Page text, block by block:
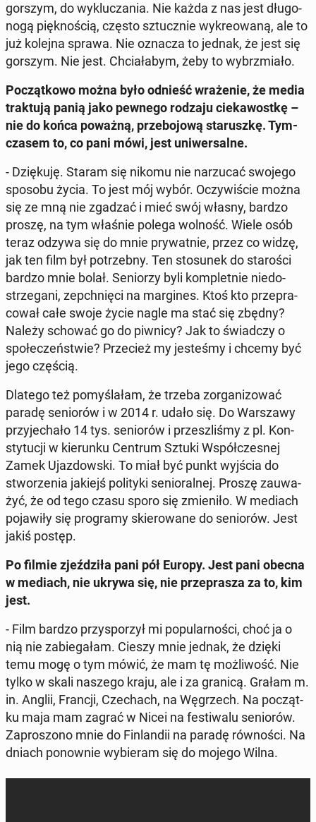
gorszym, do wy­klu­cza­nia. Nie każda z nas jest dłu­go­
no­gą pięk­no­ścią, często sztucz­nie wy­kre­owa­ną, ale to
już kolejna sprawa. Nie oznacza to jednak, że jest się
gorszym. Nie jest. Chcia­ła­bym, żeby to wy­brzmia­ło.
Po­cząt­ko­wo można było odnieść wra­że­nie, że media
trak­tu­ją panią jako pewnego rodzaju cie­ka­wost­kę –
nie do końca poważną, prze­bo­jo­wą sta­rusz­kę. Tym­
cza­sem to, co pani mówi, jest uni­wer­sal­ne.
- Dzię­ku­ję. Staram się nikomu nie na­rzu­cać swojego
sposobu życia. To jest mój wybór. Oczy­wi­ście można
się ze mną nie zgadzać i mieć swój własny, bardzo
proszę, na tym właśnie polega wolność. Wiele osób
teraz odzywa się do mnie pry­wat­nie, przez co widzę,
jak ten film był po­trzeb­ny. Ten sto­su­nek do sta­ro­ści
bardzo mnie bolał. Se­nio­rzy byli kom­plet­nie nie­do­
strze­ga­ni, ze­pchnię­ci na mar­gi­nes. Ktoś kto prze­pra­
co­wał całe swoje życie nagle ma stać się zbędny?
Należy schować go do piwnicy? Jak to świad­czy o
spo­łe­czeń­stwie? Prze­cież my je­ste­śmy i chcemy być
jego częścią.
Dlatego też po­my­śla­łam, że trzeba zor­ga­ni­zo­wać
paradę se­nio­rów i w 2014 r. udało się. Do War­sza­wy
przy­je­cha­ło 14 tys. se­nio­rów i prze­szli­śmy z pl. Kon­
sty­tu­cji w kie­run­ku Centrum Sztuki Współ­cze­snej
Zamek Ujaz­dow­ski. To miał być punkt wyjścia do
stwo­rze­nia jakiejś po­li­ty­ki se­nio­ral­nej. Proszę za­uwa­
żyć, że od tego czasu sporo się zmie­ni­ło. W mediach
po­ja­wi­ły się pro­gra­my skie­ro­wa­ne do se­nio­rów. Jest
jakiś postęp.
Po filmie zjeź­dzi­ła pani pół Europy. Jest pani obecna
w mediach, nie ukrywa się, nie prze­pra­sza za to, kim
jest.
- Film bardzo przy­spo­rzył mi po­pu­lar­no­ści, choć ja o
nią nie za­bie­ga­łam. Cieszy mnie jednak, że dzięki
temu mogę o tym mówić, że mam tę moż­li­wość. Nie
tylko w skali naszego kraju, ale i za granicą. Grałam m.
in. Anglii, Francji, Cze­chach, na Wę­grzech. Na po­cząt­
ku maja mam zagrać w Nicei na fe­sti­wa­lu se­nio­rów.
Za­pro­szo­no mnie do Fin­lan­dii na paradę rów­no­ści. Na
dniach po­now­nie wy­bie­ram się do mojego Wilna.